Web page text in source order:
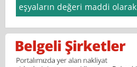
eşyaların değeri maddi olarak